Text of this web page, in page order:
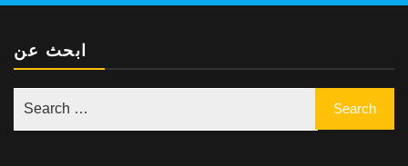
ابحث عن